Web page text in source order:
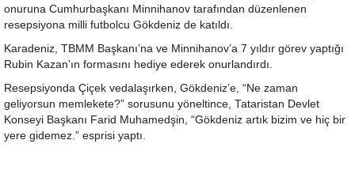
onuruna Cumhurbaşkanı Minnihanov tarafından düzenlenen
resepsiyona milli futbolcu Gökdeniz de katıldı.
Karadeniz, TBMM Başkanı’na ve Minnihanov’a 7 yıldır görev yaptığı
Rubin Kazan’ın formasını hediye ederek onurlandırdı.
Resepsiyonda Çiçek vedalaşırken, Gökdeniz’e, “Ne zaman
geliyorsun memlekete?” sorusunu yöneltince, Tataristan Devlet
Konseyi Başkanı Farid Muhamedşin, “Gökdeniz artık bizim ve hiç bir
yere gidemez.” esprisi yaptı.